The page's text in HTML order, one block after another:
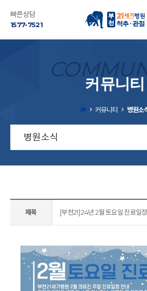
빠른상담
1577-7521
커뮤니티
커뮤니티 병원소
병원소식
제목 [부천21] 24년 2월 토요일 진료일